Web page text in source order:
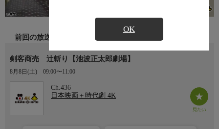
OK
前回の放送
剣客商売 辻斬り【池波正太郎劇場】
8月8日(土) 09:00〜11:00
Ch.436
日本映画＋時代劇 4K